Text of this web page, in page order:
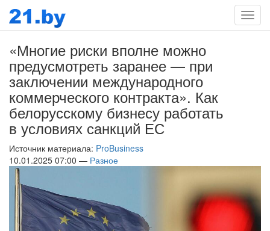
Меню
«Многие риски вполне можно
предусмотреть заранее — при
заключении международного
коммерческого контракта». Как
белорусскому бизнесу работать
в условиях санкций ЕС
Источник материала: ProBusiness
10.01.2025 07:00 — Разное